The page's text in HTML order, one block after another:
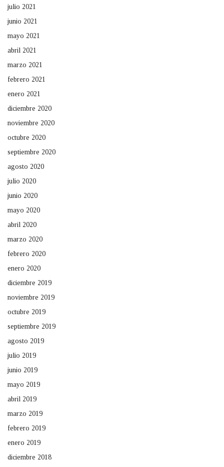
julio 2021
junio 2021
mayo 2021
abril 2021
marzo 2021
febrero 2021
enero 2021
diciembre 2020
noviembre 2020
octubre 2020
septiembre 2020
agosto 2020
julio 2020
junio 2020
mayo 2020
abril 2020
marzo 2020
febrero 2020
enero 2020
diciembre 2019
noviembre 2019
octubre 2019
septiembre 2019
agosto 2019
julio 2019
junio 2019
mayo 2019
abril 2019
marzo 2019
febrero 2019
enero 2019
diciembre 2018